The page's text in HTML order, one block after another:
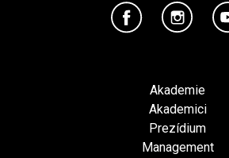
Akademie
Akademici
Prezídium
Management